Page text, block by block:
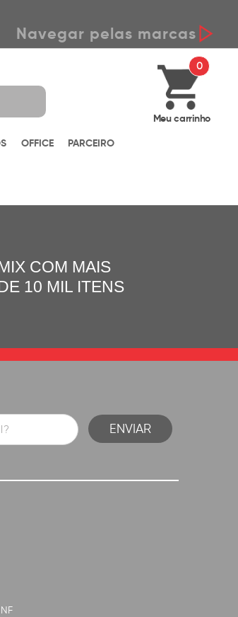
Navegar pelas marcas
0
Meu carrinho
OFFICE PARCEIRO
COM MAIS
10 MIL ITENS